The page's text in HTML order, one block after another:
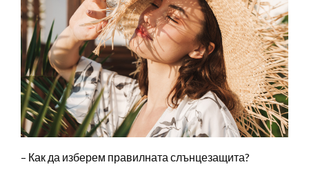
– Как да изберем правилната слънцезащита?